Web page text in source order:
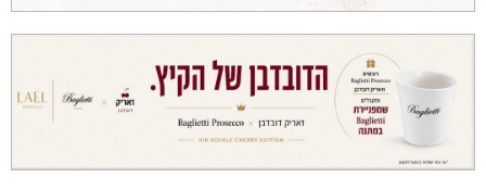
טורים על יקבים
מאמרים מקצועיים
מאמרים הלכתיים